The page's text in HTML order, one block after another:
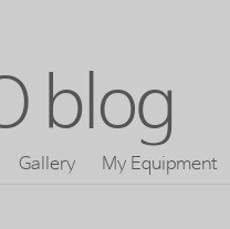
blog
Gallery My Equipment